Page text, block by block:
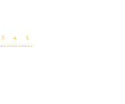
3 4 5